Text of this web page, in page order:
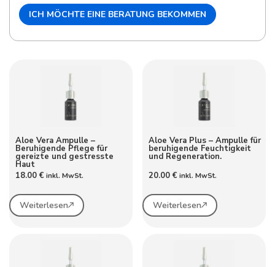
ICH MÖCHTE EINE BERATUNG BEKOMMEN
Aloe Vera Ampulle –
Beruhigende Pflege für
gereizte und gestresste
Haut
18.00 € inkl. MwSt.
Weiterlesen
Aloe Vera Plus – Ampulle für
beruhigende Feuchtigkeit
und Regeneration.
20.00€ inkl. MwSt.
Weiterlesen